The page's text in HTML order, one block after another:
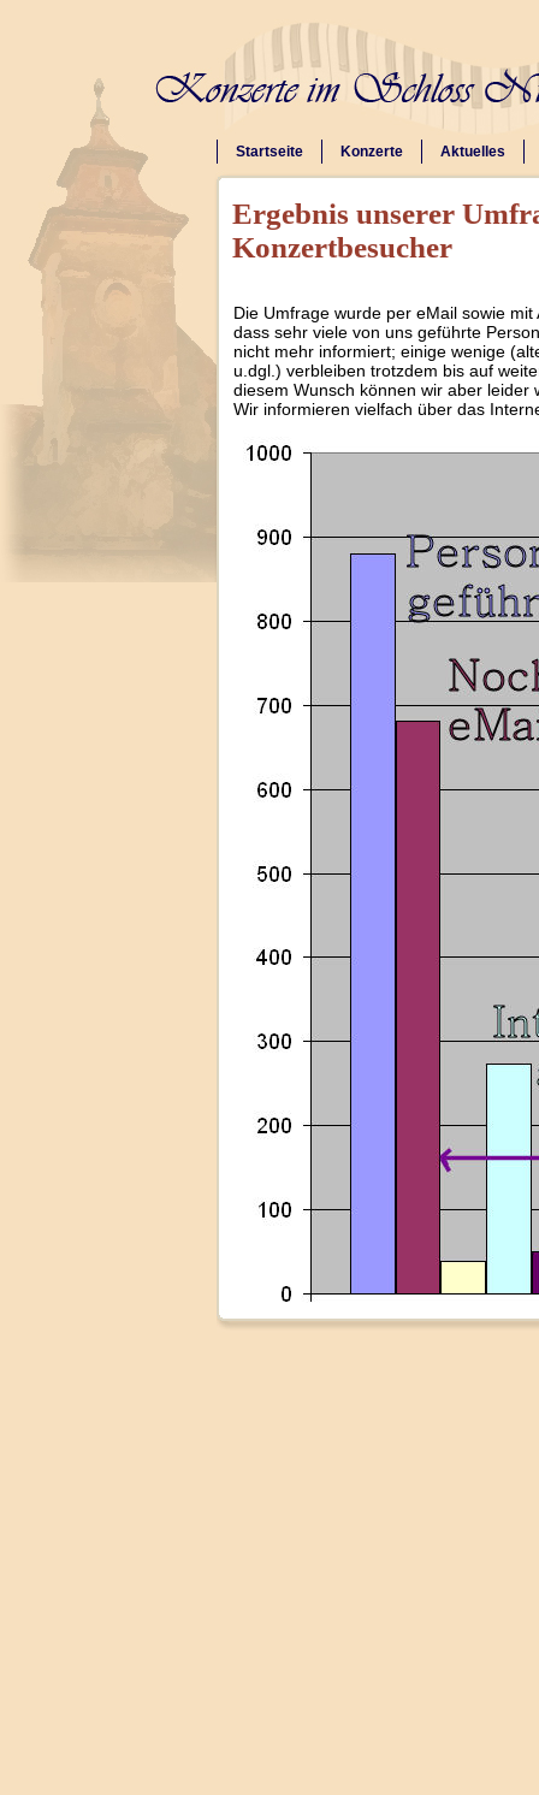
Startseite Konzerte Aktuelles
Ergebnis unserer
Konzertbesucher
Die Umfrage wurde per eMail sowie
dass sehr viele von uns geführte
nicht mehr informiert; einige wenige
u.dgl.) verbleiben trotzdem bis auf
diesem Wunsch können wir aber
Wir informieren vielfach über das